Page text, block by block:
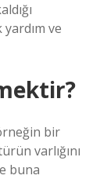
ve
bir
varlığını
buna